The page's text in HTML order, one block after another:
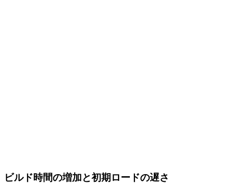
ビルド時間の増加と初期ロードの遅さ